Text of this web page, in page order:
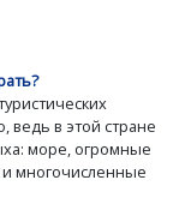
ведь в этой стране
море, огромные
многочисленные